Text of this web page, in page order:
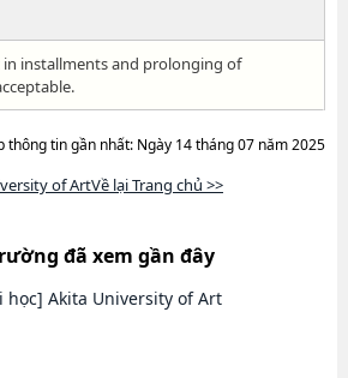
in installments and prolonging of
thông tin gần nhất: Ngày 14 tháng 07 năm 2025
of ArtVề lại Trang chủ >>
đã xem gần đây
học] Akita University of Art